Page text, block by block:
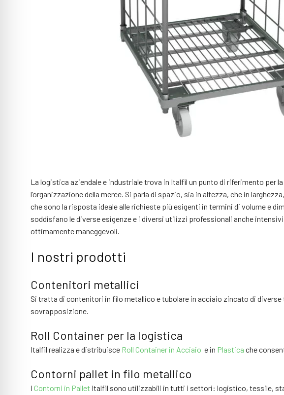
La logistica aziendale e industriale trova in Italfil un punto di riferimento per
l’organizzazione della merce. Si parla di spazio, sia in altezza, che in
che sono la risposta ideale alle richieste più esigenti in termini di volume e
soddisfano le diverse esigenze e i diversi utilizzi professionali anche
ottimamente maneggevoli.
I nostri prodotti
Contenitori metallici
Si tratta di contenitori in filo metallico e tubolare in acciaio zincato di
sovrapposizione.
Roll Container per la logistica
Italfil realizza e distribuisce Roll Container in Acciaio e in Plastica che
Contorni pallet in filo metallico
I Contorni in Pallet Italfil sono utilizzabili in tutti i settori: logistico, tessile,